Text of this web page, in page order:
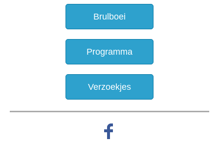
Brulboei
Programma
Verzoekjes